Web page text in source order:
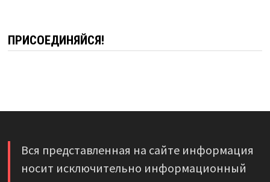
ПРИСОЕДИНЯЙСЯ!
Вся представленная на сайте информация
носит исключительно информационный